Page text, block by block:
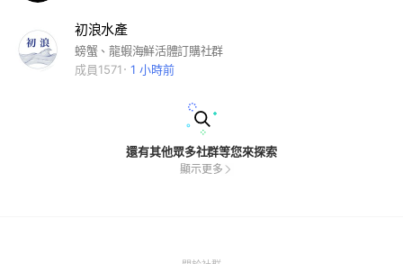
初浪水產
螃蟹、龍蝦海鮮活體訂購社群
成員1571
1 小時前
還有其他眾多社群等您來探索
顯示更多